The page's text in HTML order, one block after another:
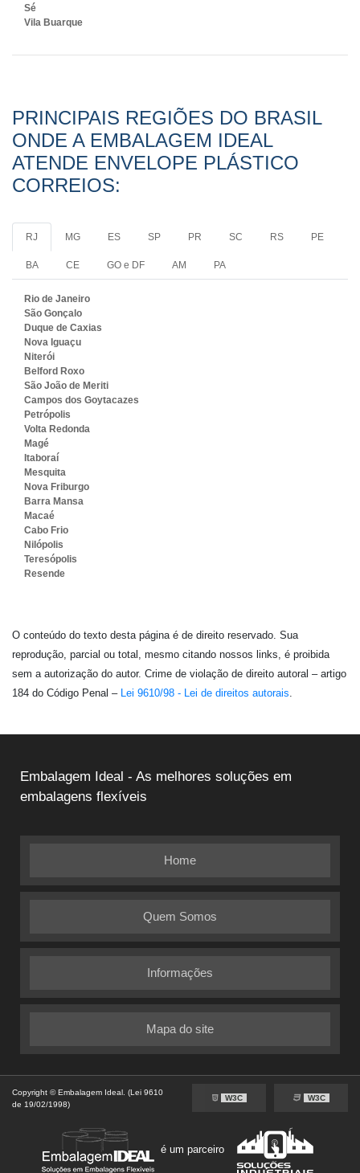
Sé
Vila Buarque
PRINCIPAIS REGIÕES DO BRASIL
ONDE A EMBALAGEM IDEAL
ATENDE ENVELOPE PLÁSTICO
CORREIOS:
RJ MG ES SP PR SC RS PE
BA CE GO e DF AM PA
Rio de Janeiro
São Gonçalo
Duque de Caxias
Nova Iguaçu
Niterói
Belford Roxo
São João de Meriti
Campos dos Goytacazes
Petrópolis
Volta Redonda
Magé
Itaboraí
Mesquita
Nova Friburgo
Barra Mansa
Macaé
Cabo Frio
Nilópolis
Teresópolis
Resende
O conteúdo do texto desta página é de direito reservado. Sua
reprodução, parcial ou total, mesmo citando nossos links, é proibida
sem a autorização do autor. Crime de violação de direito autoral – artigo
184 do Código Penal – Lei 9610/98 - Lei de direitos autorais.
Embalagem Ideal - As melhores soluções em
embalagens flexíveis
Home
Quem Somos
Informações
Mapa do site
Copyright © Embalagem Ideal. (Lei 9610
de 19/02/1998)
W3C W3C
é um parceiro